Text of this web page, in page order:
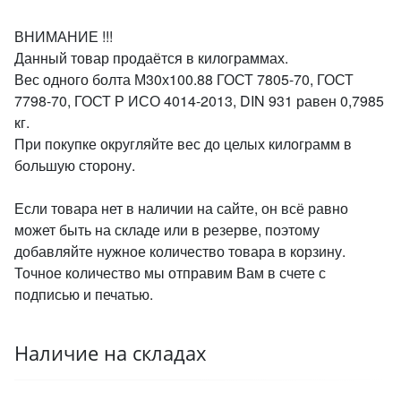
ВНИМАНИЕ !!!
Данный товар продаётся в килограммах.
Вес одного болта М30х100.88 ГОСТ 7805-70, ГОСТ
7798-70, ГОСТ Р ИСО 4014-2013, DIN 931 равен 0,7985
кг.
При покупке округляйте вес до целых килограмм в
большую сторону.
Если товара нет в наличии на сайте, он всё равно
может быть на складе или в резерве, поэтому
добавляйте нужное количество товара в корзину.
Точное количество мы отправим Вам в счете с
подписью и печатью.
Наличие на складах